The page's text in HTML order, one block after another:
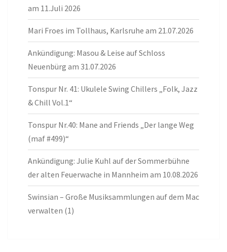
am 11.Juli 2026
Mari Froes im Tollhaus, Karlsruhe am 21.07.2026
Ankündigung: Masou & Leise auf Schloss
Neuenbürg am 31.07.2026
Tonspur Nr. 41: Ukulele Swing Chillers „Folk, Jazz
& Chill Vol.1“
Tonspur Nr.40: Mane and Friends „Der lange Weg
(maf #499)“
Ankündigung: Julie Kuhl auf der Sommerbühne
der alten Feuerwache in Mannheim am 10.08.2026
Swinsian – Große Musiksammlungen auf dem Mac
verwalten (1)